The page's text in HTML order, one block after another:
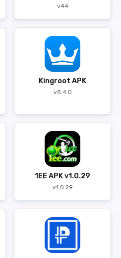
v44
Kingroot APK
v5.4.0
1EE APK v1.0.29
v1.0.29